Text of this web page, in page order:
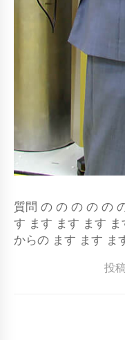
質問 の の の の の
す ます ます ます
からの ます ます ま
投